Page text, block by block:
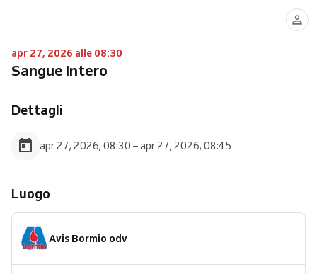
apr 27, 2026 alle 08:30
Sangue Intero
Dettagli
apr 27, 2026, 08:30 – apr 27, 2026, 08:45
Luogo
Avis Bormio odv